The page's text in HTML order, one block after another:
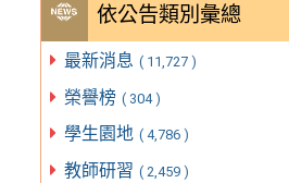
依公告類別彙總
最新消息 ( 11,727 )
榮譽榜 ( 304 )
學生園地 ( 4,786 )
教師研習 ( 2,459 )